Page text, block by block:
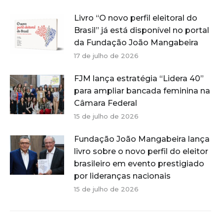
Livro “O novo perfil eleitoral do
Brasil” já está disponível no portal
da Fundação João Mangabeira
17 de julho de 2026
FJM lança estratégia “Lidera 40”
para ampliar bancada feminina na
Câmara Federal
15 de julho de 2026
Fundação João Mangabeira lança
livro sobre o novo perfil do eleitor
brasileiro em evento prestigiado
por lideranças nacionais
15 de julho de 2026